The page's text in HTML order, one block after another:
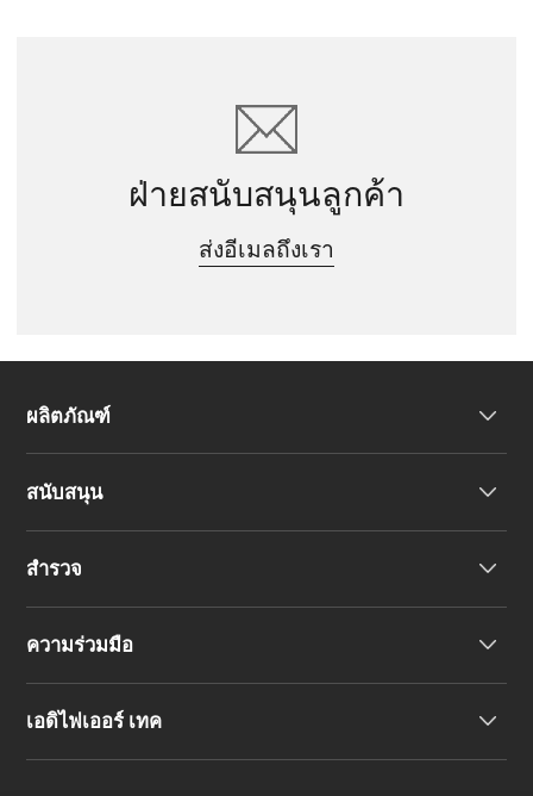
ฝ่ายสนับสนุนลูกค้า
ส่งอีเมลถึงเรา
ผลิตภัณฑ์
สนับสนุน
สำรวจ
ความร่วมมือ
เอดิไฟเออร์ เทค